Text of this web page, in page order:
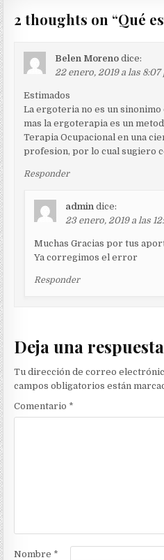
2 thoughts on “Qué
Belen Moreno dice:
22 enero, 2019 a las 8:07
Estimados
La ergoteria no es un sinonimo
mas la ergoterapia es un
Terapia Ocupacional en una
profesion, por lo cual sugiero
Responder
admin dice:
23 enero, 2019 a las
Muchas Gracias por tus
Ya corregimos el error
Responder
Deja una respuesta
Tu dirección de correo
campos obligatorios están
Comentario *
Nombre *